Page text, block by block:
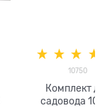
10750
Комплект
садовода